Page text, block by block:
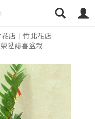
店｜竹北花店
陞誌喜盆栽